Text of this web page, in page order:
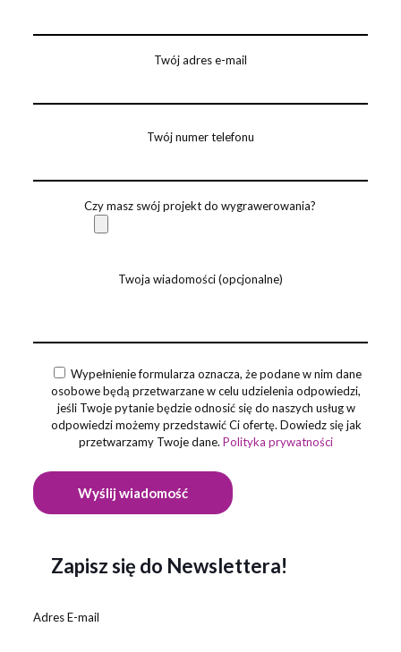
Twój adres e-mail
Twój numer telefonu
Czy masz swój projekt do wygrawerowania?
Twoja wiadomości (opcjonalne)
Wypełnienie formularza oznacza, że podane w nim dane
osobowe będą przetwarzane w celu udzielenia odpowiedzi,
jeśli Twoje pytanie będzie odnosić się do naszych usług w
odpowiedzi możemy przedstawić Ci ofertę. Dowiedz się jak
przetwarzamy Twoje dane.Polityka prywatności
Zapisz się do Newslettera!
Adres E-mail